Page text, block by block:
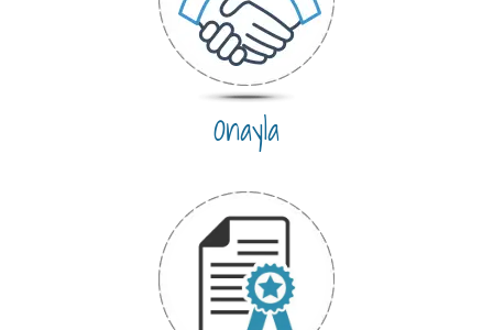
Onayla